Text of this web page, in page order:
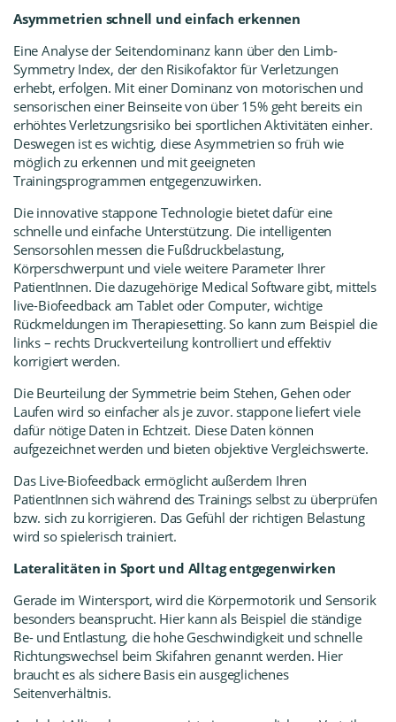
Asymmetrien schnell und einfach erkennen
Eine Analyse der Seitendominanz kann über den Limb-
Symmetry Index, der den Risikofaktor für Verletzungen
erhebt, erfolgen. Mit einer Dominanz von motorischen und
sensorischen einer Beinseite von über 15% geht bereits ein
erhöhtes Verletzungsrisiko bei sportlichen Aktivitäten einher.
Deswegen ist es wichtig, diese Asymmetrien so früh wie
möglich zu erkennen und mit geeigneten
Trainingsprogrammen entgegenzuwirken.
Die innovative stappone Technologie bietet dafür eine
schnelle und einfache Unterstützung. Die intelligenten
Sensorsohlen messen die Fußdruckbelastung,
Körperschwerpunt und viele weitere Parameter Ihrer
PatientInnen. Die dazugehörige Medical Software gibt, mittels
live-Biofeedback am Tablet oder Computer, wichtige
Rückmeldungen im Therapiesetting. So kann zum Beispiel die
links – rechts Druckverteilung kontrolliert und effektiv
korrigiert werden.
Die Beurteilung der Symmetrie beim Stehen, Gehen oder
Laufen wird so einfacher als je zuvor. stappone liefert viele
dafür nötige Daten in Echtzeit. Diese Daten können
aufgezeichnet werden und bieten objektive Vergleichswerte.
Das Live-Biofeedback ermöglicht außerdem Ihren
PatientInnen sich während des Trainings selbst zu überprüfen
bzw. sich zu korrigieren. Das Gefühl der richtigen Belastung
wird so spielerisch trainiert.
Lateralitäten in Sport und Alltag entgegenwirken
Gerade im Wintersport, wird die Körpermotorik und Sensorik
besonders beansprucht. Hier kann als Beispiel die ständige
Be- und Entlastung, die hohe Geschwindigkeit und schnelle
Richtungswechsel beim Skifahren genannt werden. Hier
braucht es als sichere Basis ein ausgeglichenes
Seitenverhältnis.